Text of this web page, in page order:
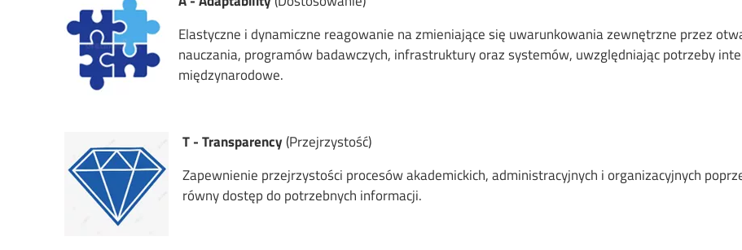
Elastyczne i dynamiczne reagowanie na zmieniające się uwarunkowania zewnętrzne przez
nauczania, programów badawczych, infrastruktury oraz systemów, uwzględniając potrzeby
międzynarodowe.
T - Transparency(Przejrzystość)
Zapewnienie przejrzystości procesów akademickich, administracyjnych i organizacyjnych
równy dostęp do potrzebnych informacji.